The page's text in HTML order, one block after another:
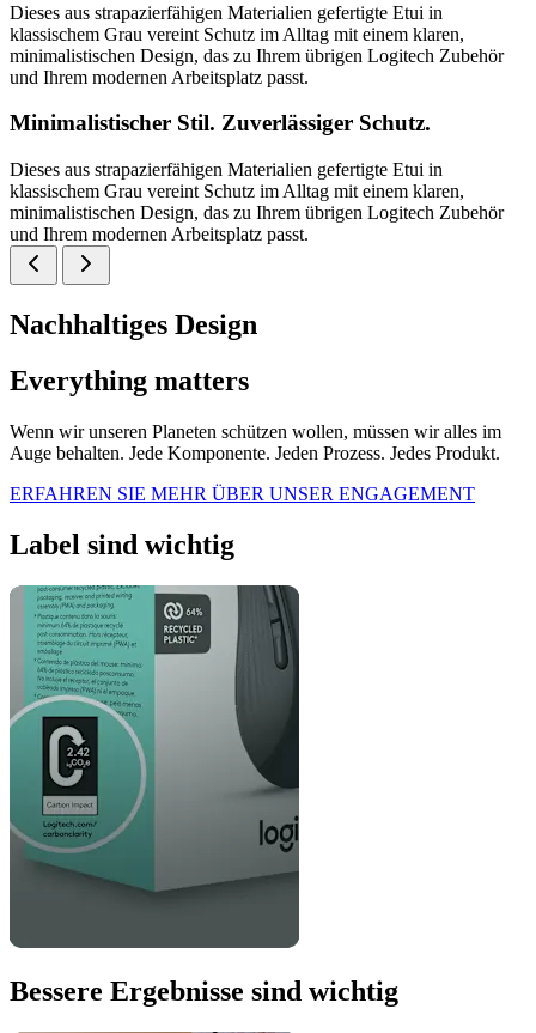
Dieses aus strapazierfähigen Materialien gefertigte Etui in
klassischem Grau vereint Schutz im Alltag mit einem klaren,
minimalistischen Design, das zu Ihrem übrigen Logitech Zubehör
und Ihrem modernen Arbeitsplatz passt.
Minimalistischer Stil. Zuverlässiger Schutz.
Dieses aus strapazierfähigen Materialien gefertigte Etui in
klassischem Grau vereint Schutz im Alltag mit einem klaren,
minimalistischen Design, das zu Ihrem übrigen Logitech Zubehör
und Ihrem modernen Arbeitsplatz passt.
Nachhaltiges Design
Everything matters
Wenn wir unseren Planeten schützen wollen, müssen wir alles im
Auge behalten. Jede Komponente. Jeden Prozess. Jedes Produkt.
ERFAHREN SIE MEHR ÜBER UNSER ENGAGEMENT
Label sind wichtig
Bessere Ergebnisse sind wichtig